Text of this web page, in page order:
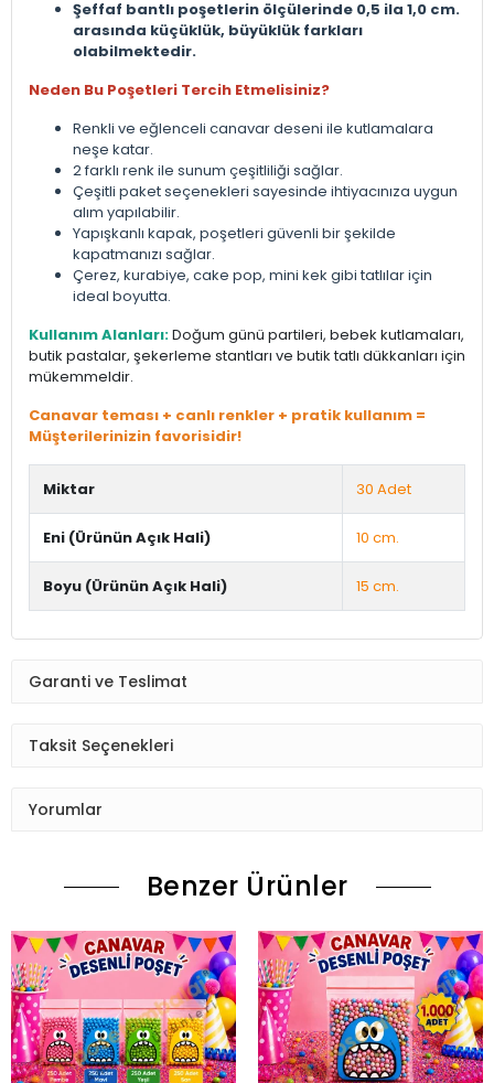
Şeffaf bantlı poşetlerin ölçülerinde 0,5 ila 1,0 cm.
arasında küçüklük, büyüklük farkları
olabilmektedir.
Neden Bu Poşetleri Tercih Etmelisiniz?
Renkli ve eğlenceli canavar deseni ile kutlamalara
neşe katar.
2 farklı renk ile sunum çeşitliliği sağlar.
Çeşitli paket seçenekleri sayesinde ihtiyacınıza uygun
alım yapılabilir.
Yapışkanlı kapak, poşetleri güvenli bir şekilde
kapatmanızı sağlar.
Çerez, kurabiye, cake pop, mini kek gibi tatlılar için
ideal boyutta.
Kullanım Alanları:Doğum günü partileri, bebek kutlamaları,
butik pastalar, şekerleme stantları ve butik tatlı dükkanları için
mükemmeldir.
Canavar teması + canlı renkler + pratik kullanım =
Müşterilerinizin favorisidir!
Miktar 30 Adet
Eni (Ürünün Açık Hali) 10 cm.
Boyu (Ürünün Açık Hali) 15 cm.
Garanti ve Teslimat
Taksit Seçenekleri
Yorumlar
Benzer Ürünler